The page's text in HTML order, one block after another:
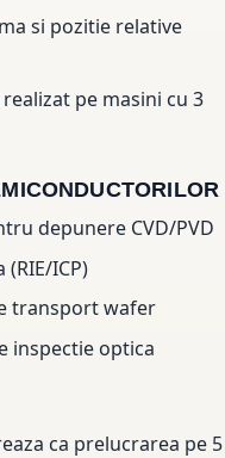
si pozitie relative
pe masini cu 3
depunere CVD/PVD
ICP)
transport wafer
inspectie optica
ca prelucrarea pe 5